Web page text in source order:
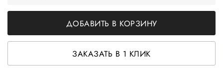
ДОБАВИТЬ В КОРЗИНУ
ЗАКАЗАТЬ В 1 КЛИК